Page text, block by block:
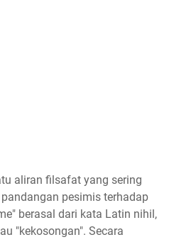
aliran filsafat yang sering
pesimis terhadap
berasal dari kata Latin nihil,
"kekosongan". Secara